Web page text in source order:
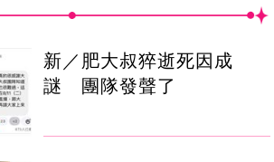
新／肥大叔猝逝死因成
謎 團隊發聲了